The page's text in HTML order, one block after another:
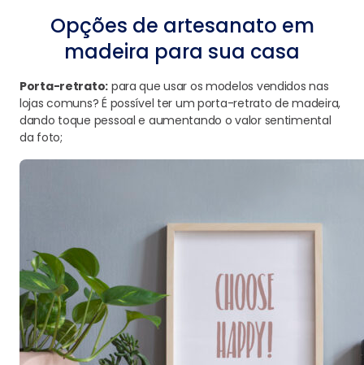
Opções de artesanato em
madeira para sua casa
Porta-retrato: para que usar os modelos vendidos nas
lojas comuns? É possível ter um porta-retrato de madeira,
dando toque pessoal e aumentando o valor sentimental
da foto;